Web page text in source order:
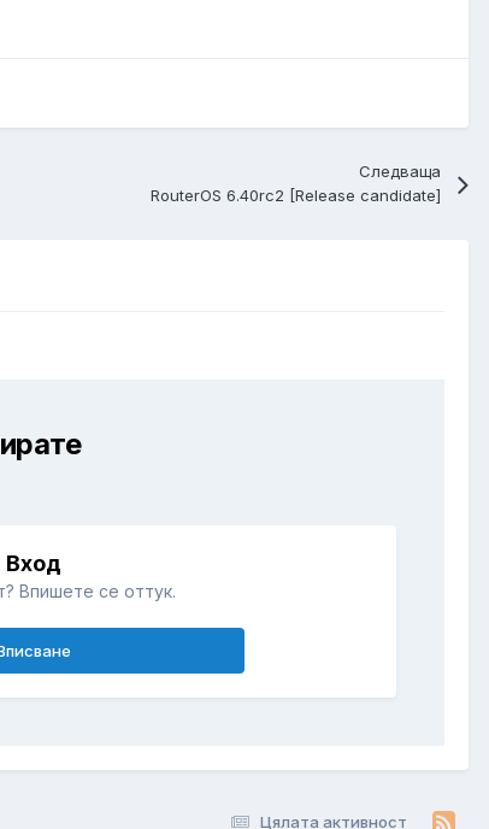
Следваща
RouterOS 6.40rc2 [Release candidate]
Вход
Впишете се оттук.
Цялата активност